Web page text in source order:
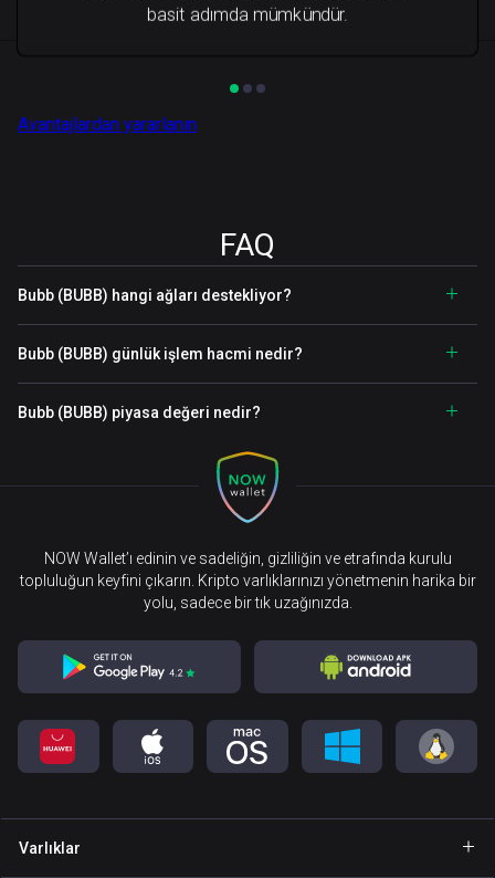
basit adımda mümkündür.
Avantajlardan yararlanın
FAQ
Bubb (BUBB) hangi ağları destekliyor?
Bubb (BUBB) günlük işlem hacmi nedir?
Bubb (BUBB) piyasa değeri nedir?
NOW Wallet’ı edinin ve sadeliğin, gizliliğin ve etrafında kurulu
topluluğun keyfini çıkarın. Kripto varlıklarınızı yönetmenin harika bir
yolu, sadece bir tık uzağınızda.
Varlıklar